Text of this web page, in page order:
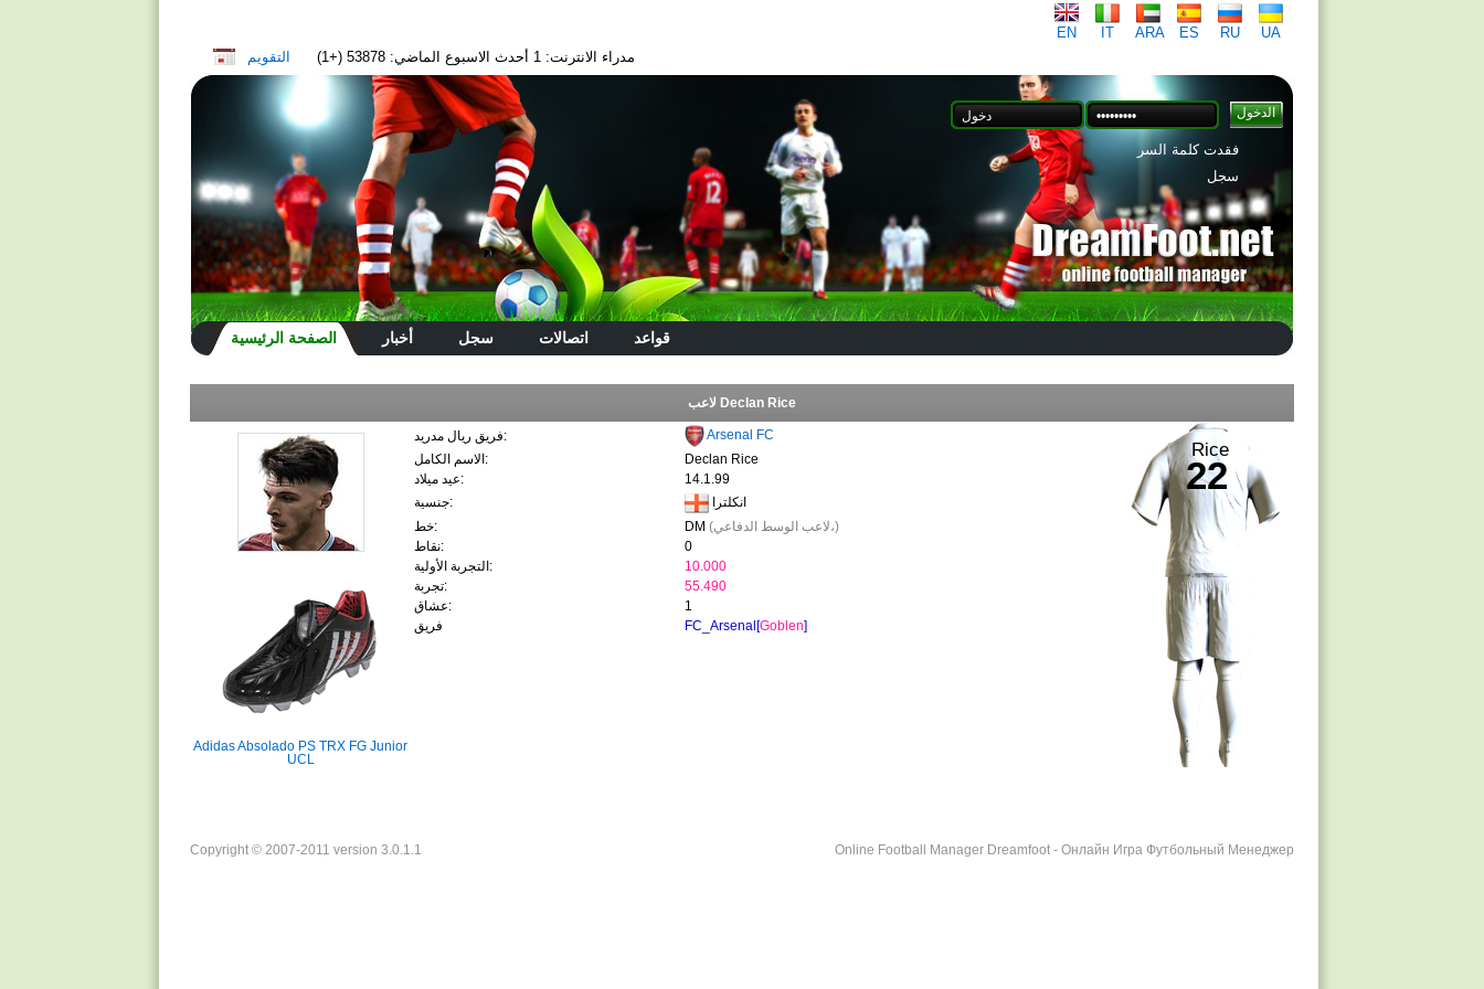
EN IT ARA ES RU
UA
مدراء الانترنت: 1
أحدث الاسبوع الماضي: 53878 (+1) التقويم
فقدت كلمة السر
سجل
الصفحة الرئيسية أخبار سجل اتصالات قواعد
لاعب Declan Rice
Adidas Absolado PS TRX FG Junior
UCL
فريق ريال مدريد:
Arsenal FC
الاسم الكامل:
Declan Rice
عيد ميلاد:
14.1.99
جنسية:
انكلترا
خط:
DM
(لاعب الوسط الدفاعي،)
نقاط:
0
التجربة الأولية:
10.000
تجربة:
55.490
عشاق:
1
فريق
FC_Arsenal[Goblen]
Rice
22
Online Football Manager Dreamfoot - Онлайн Игра Футбольный Менеджер
Copyright © 2007-2011 version 3.0.1.1